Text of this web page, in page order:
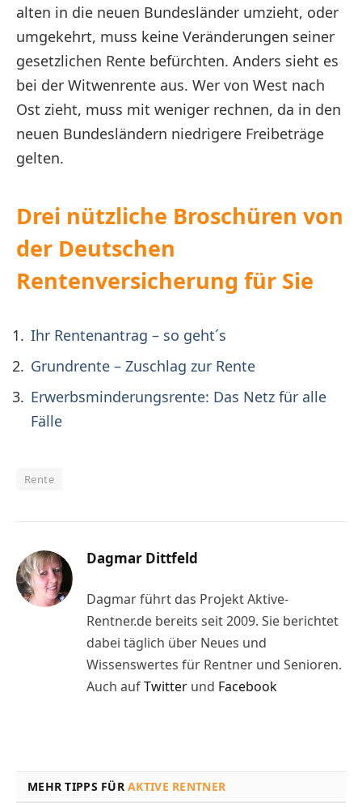
alten in die neuen Bundesländer umzieht, oder
umgekehrt, muss keine Veränderungen seiner
gesetzlichen Rente befürchten. Anders sieht es
bei der Witwenrente aus. Wer von West nach
Ost zieht, muss mit weniger rechnen, da in den
neuen Bundesländern niedrigere Freibeträge
gelten.
Drei nützliche Broschüren von
der Deutschen
Rentenversicherung für Sie
Ihr Rentenantrag – so geht´s
Grundrente – Zuschlag zur Rente
Erwerbsminderungs­rente: Das Netz für alle
Fälle
Rente
Dagmar Dittfeld
Dagmar führt das Projekt Aktive-
Rentner.de bereits seit 2009. Sie berichtet
dabei täglich über Neues und
Wissenswertes für Rentner und Senioren.
Auch aufTwitter und Facebook
MEHR TIPPS FÜRAKTIVE RENTNER